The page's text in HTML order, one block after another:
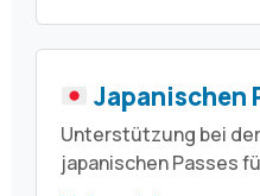
Japanischen
Unterstützung bei
japanischen Passes